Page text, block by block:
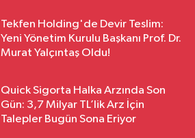
Tekfen Holding'de Devir Teslim:
Yeni Yönetim Kurulu Başkanı Prof. Dr.
Murat Yalçıntaş Oldu!
Quick Sigorta Halka Arzında Son
Gün: 3,7 Milyar TL’lik Arz İçin
Talepler Bugün Sona Eriyor